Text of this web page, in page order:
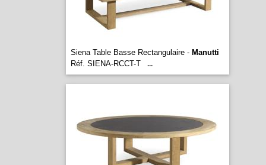
Siena Table Basse Rectangulaire - Manutti
Réf. SIENA-RCCT-T
...